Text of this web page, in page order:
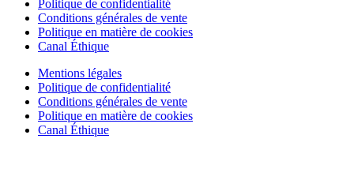
Politique de confidentialité
Conditions générales de vente
Politique en matière de cookies
Canal Éthique
Mentions légales
Politique de confidentialité
Conditions générales de vente
Politique en matière de cookies
Canal Éthique